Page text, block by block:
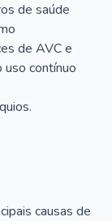
de saúde
de AVC e
uso contínuo
causas de